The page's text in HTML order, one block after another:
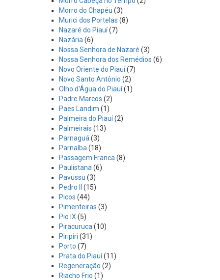
Morro do Chapéu (3)
Murici dos Portelas (8)
Nazaré do Piauí(7)
Nazária (6)
Nossa Senhora de Nazaré (3)
Nossa Senhora dos Remédios (6)
Novo Oriente do Piauí(7)
Novo Santo Antônio (2)
Olho d'Água do Piauí(1)
Padre Marcos (2)
Paes Landim (1)
Palmeira do Piauí(2)
Palmeirais (13)
Parnaguá (3)
Parnaíba (18)
Passagem Franca (8)
Paulistana (6)
Pavussu (3)
Pedro II (15)
Picos (44)
Pimenteiras (3)
Pio IX (5)
Piracuruca (10)
Piripiri (31)
Porto (7)
Prata do Piauí(11)
Regeneração (2)
Riacho Frio (1)